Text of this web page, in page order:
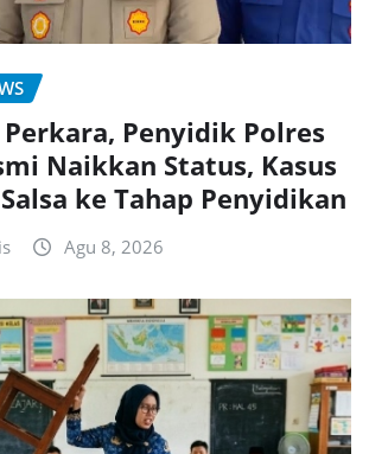
Penyidik Polres
Naikkan Status, Kasus
ke Tahap Penyidikan
Agu 8, 2026